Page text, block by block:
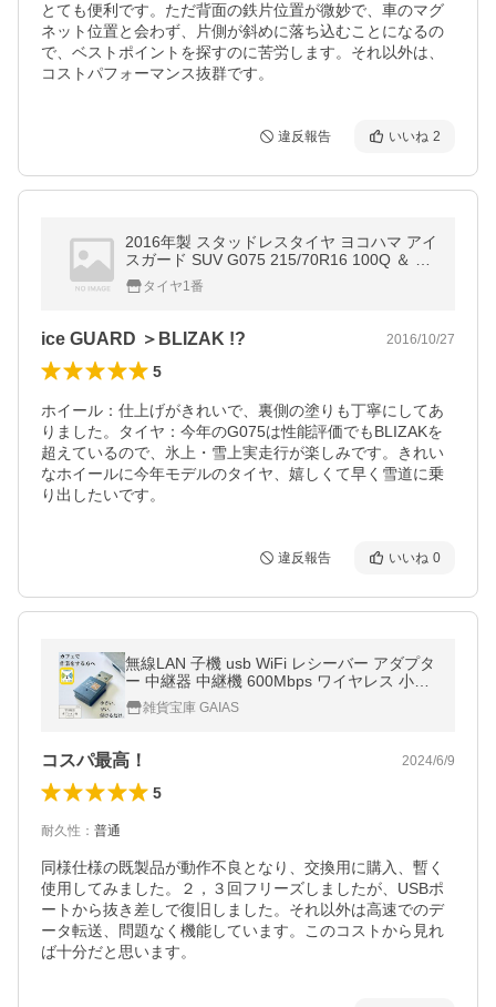
とても便利です。ただ背面の鉄片位置が微妙で、車のマグ
ネット位置と会わず、片側が斜めに落ち込むことになるの
で、ベストポイントを探すのに苦労します。それ以外は、
コストパフォーマンス抜群です。
違反報告 いいね 2
2016年製 スタッドレスタイヤ ヨコハマ アイ
スガード SUV G075 215/70R16 100Q ＆ ホ
ライズン ブラックポリッシュ 6.5-16 タイヤ
ホイール4本セット
タイヤ1番
ice GUARD ＞BLIZAK !? 2016/10/27
5
ホイール：仕上げがきれいで、裏側の塗りも丁寧にしてあ
りました。タイヤ：今年のG075は性能評価でもBLIZAKを
超えているので、氷上・雪上実走行が楽しみです。きれい
なホイールに今年モデルのタイヤ、嬉しくて早く雪道に乗
り出したいです。
違反報告 いいね 0
無線LAN 子機 usb WiFi レシーバー アダプタ
ー 中継器 中継機 600Mbps ワイヤレス 小型
高速 デュアルバンド
雑貨宝庫 GAIAS
コスパ最高！ 2024/6/9
5
耐久性 ： 普通
同様仕様の既製品が動作不良となり、交換用に購入、暫く
使用してみました。２，３回フリーズしましたが、USBポ
ートから抜き差しで復旧しました。それ以外は高速でのデ
ータ転送、問題なく機能しています。このコストから見れ
ば十分だと思います。